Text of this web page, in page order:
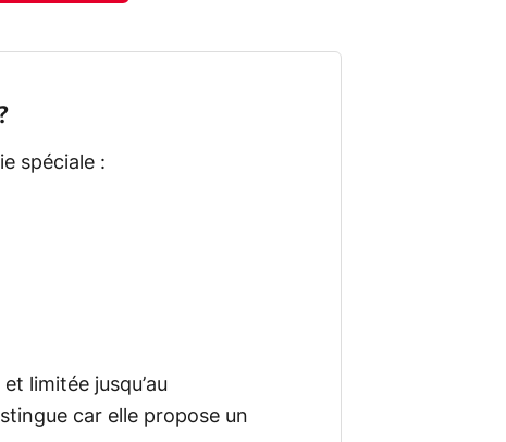
spéciale :
limitée jusqu’au
car elle propose un